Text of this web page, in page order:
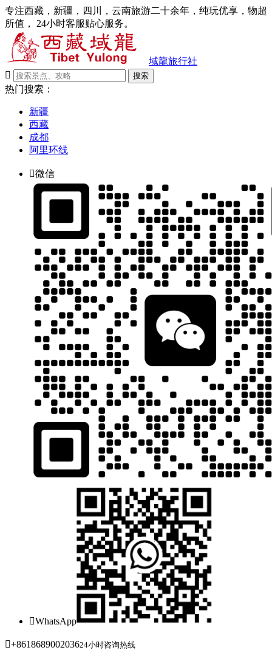
专注西藏，新疆，四川，云南旅游二十余年，纯玩优享，物超
所值， 24小时客服贴心服务。
域龍旅行社

搜索
热门搜索：
新疆
西藏
成都
阿里环线
微信
WhatsApp
+861868900203624小时咨询热线